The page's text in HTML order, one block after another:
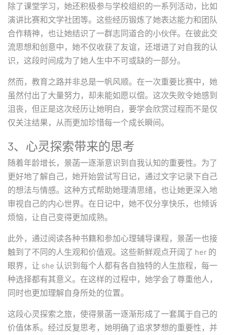
除了课堂学习，她还积极参与学校组织的一系列活动，比如
演讲比赛和文学社团等。这些经历锻炼了她表达能力和团队
合作精神，也让她结识了一群志同道合的小伙伴。在彼此交
流思想和创意中，她不仅收获了友谊，还增进了对自我的认
识，这段时间成为了她人生中不可或缺的一部分。
然而，教育之路并非总是一帆风顺。在一次重要比赛中，她
虽然付出了大量努力，却未能如愿以偿。这次失败令她感到
沮丧，但正是这次经历让她明白，要学会欣赏过程而不是仅
仅关注结果，从而更加珍惜每一个成长瞬间。
3、心灵探索带来的思考
随着年龄增长，景菡一逐渐意识到自我认知的重要性。为了
更好地了解自己，她开始尝试写日记，通过文字记录下自己
的想法与情感。这种方式帮助她理清思绪，也让她更深入地
审视自己的内心世界。在日记中，她不仅分享快乐，也倾诉
烦恼，让自己变得更加成熟。
此外，通过阅读各种书籍和参加心理辅导课程，景菡一也接
触到了不同的人生观和价值观。这些新鲜观点开阔了 her 的
眼界，让 she 认识到每个人都有各自独特的人生旅程，每一
种选择都有其意义。在这样的过程中，她学会了尊重他人，
同时也更加理解自身所处的位置。
这段心灵探索之旅，使得景菡一逐渐形成了一套属于自己的
价值体系。经过反复思考，她明确了追求梦想的重要性，并